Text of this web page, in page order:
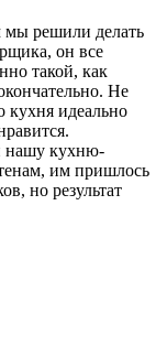
мы решили делать
он все
такой, как
Не
кухня идеально
нашу кухню-
им пришлось
но результат